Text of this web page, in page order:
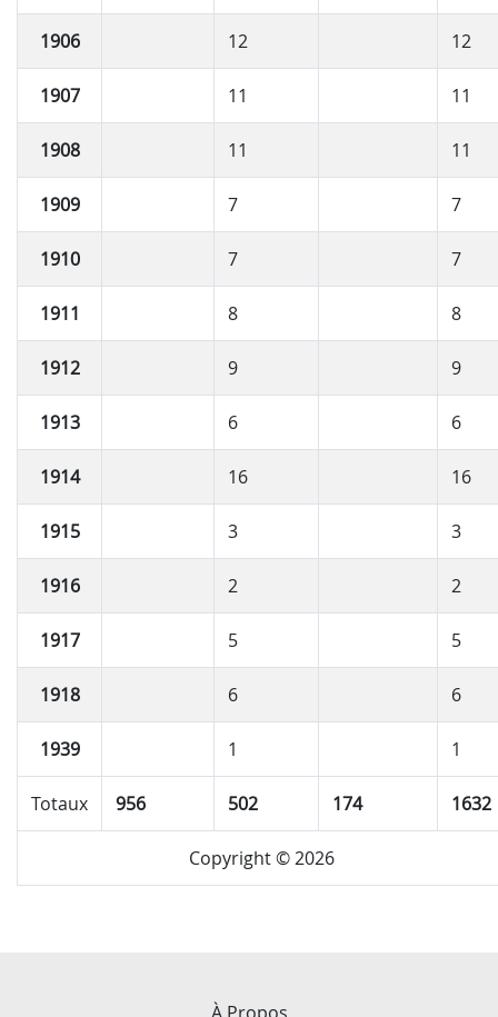
1906 12 12
1907 11 11
1908 11 11
1909 7 7
1910 7 7
1911 8 8
1912 9 9
1913 6 6
1914 16 16
1915 3 3
1916 2 2
1917 5 5
1918 6 6
1939 1 1
Totaux 956 502 174 1632
Copyright © 2026